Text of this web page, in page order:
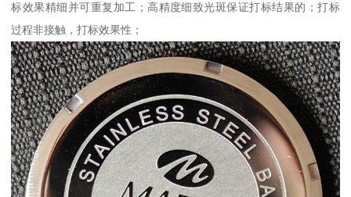
标效果精细并可重复加工；高精度细致光斑保证打标结果的；打标
过程非接触，打标效果性；